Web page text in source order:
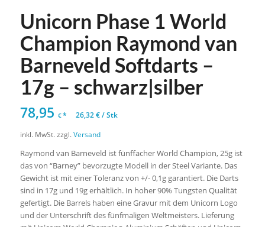
Unicorn Phase 1 World
Champion Raymond van
Barneveld Softdarts –
17g – schwarz|silber
78,95 €* 26,32€/Stk
inkl. MwSt. zzgl.Versand
Raymond van Barneveld ist fünffacher World Champion, 25g ist
das von “Barney” bevorzugte Modell in der Steel Variante. Das
Gewicht ist mit einer Toleranz von +/- 0,1g garantiert. Die Darts
sind in 17g und 19g erhältlich. In hoher 90% Tungsten Qualität
gefertigt. Die Barrels haben eine Gravur mit dem Unicorn Logo
und der Unterschrift des fünfmaligen Weltmeisters. Lieferung